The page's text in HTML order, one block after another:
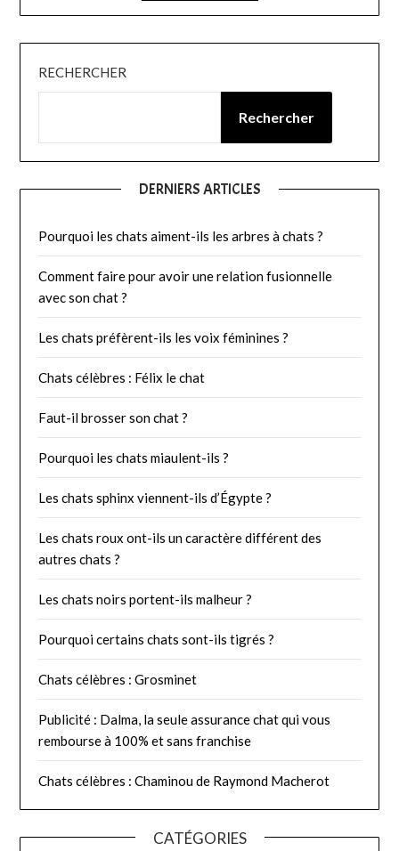
RECHERCHER
Rechercher
DERNIERS ARTICLES
Pourquoi les chats aiment-ils les arbres à chats ?
Comment faire pour avoir une relation fusionnelle
avec son chat ?
Les chats préfèrent-ils les voix féminines ?
Chats célèbres : Félix le chat
Faut-il brosser son chat ?
Pourquoi les chats miaulent-ils ?
Les chats sphinx viennent-ils d’Égypte ?
Les chats roux ont-ils un caractère différent des
autres chats ?
Les chats noirs portent-ils malheur ?
Pourquoi certains chats sont-ils tigrés ?
Chats célèbres : Grosminet
Publicité : Dalma, la seule assurance chat qui vous
rembourse à 100% et sans franchise
Chats célèbres : Chaminou de Raymond Macherot
CATÉGORIES